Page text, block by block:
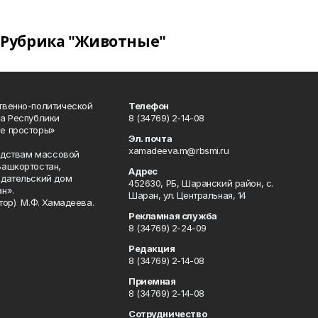
Рубрика "Животные"
политической
Республики
просторы»
массовой
дом
М.Ф. Хамадеева.
Телефон
8 (34769) 2-14-08
Эл. почта
xamadeeva.m@rbsmi.ru
Адрес
452630, РБ, Шаранский район, с.
Шаран, ул. Центральная, 14
Рекламная служба
8 (34769) 2-24-09
Редакция
8 (34769) 2-14-08
Приемная
8 (34769) 2-14-08
Сотрудничество